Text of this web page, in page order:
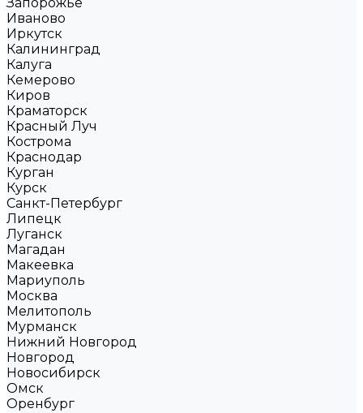
Иваново
Иркутск
Калининград
Калуга
Кемерово
Киров
Краматорск
Красный Луч
Кострома
Краснодар
Курган
Курск
Санкт-Петербург
Липецк
Луганск
Магадан
Макеевка
Мариуполь
Москва
Мелитополь
Мурманск
Нижний Новгород
Новгород
Новосибирск
Омск
Оренбург